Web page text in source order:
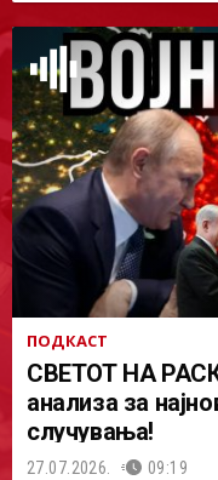
ПОДКАСТ
СВЕТОТ НА
анализа за
случувања!
27.07.2026. 09:19